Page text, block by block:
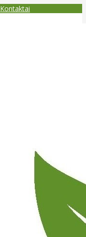
Kontaktai